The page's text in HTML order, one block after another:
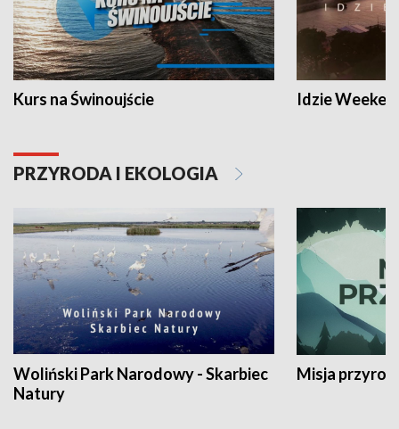
Kurs na Świnoujście Idzie
PRZYRODA I EKOLOGIA
Woliński Park Narodowy - Skarbiec
Natury
Misja